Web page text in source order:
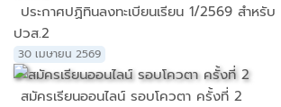
ประกาศปฏิทินลงทะเบียนเรียน 1/2569 สำหรั
ปวส.2
30 เมษายน 2569
สมัครเรียนออนไลน์ รอบโควตา ครั้งที่ 2